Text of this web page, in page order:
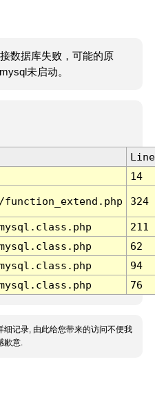
数据库失败，可能的原
未启动。
Line
14
324
211
62
94
76
细记录, 由此给您带来的访问不便我
歉意.